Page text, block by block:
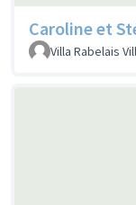
Caroline et
Villa Rabelais